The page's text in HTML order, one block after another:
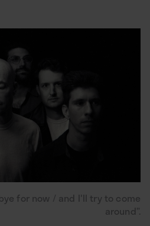
for now / and I'll try to come
around”.